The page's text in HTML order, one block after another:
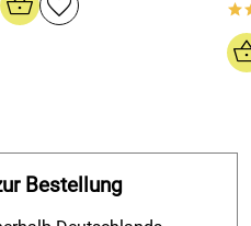
mit dauerhafter Wasser- und
klebt bei richtiger
Bestellung